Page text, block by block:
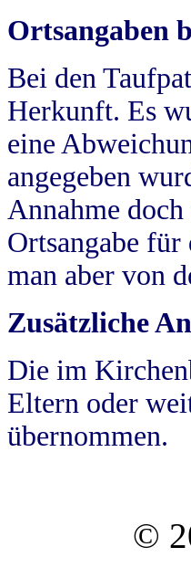
Ortsangaben
Bei den
Herkunft. Es
eine
angegeben
Annahme
Ortsangabe für
man aber von
Zusätzliche
Die im
Eltern oder
übernommen.
©